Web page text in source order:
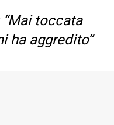
toccata
ha aggredito”